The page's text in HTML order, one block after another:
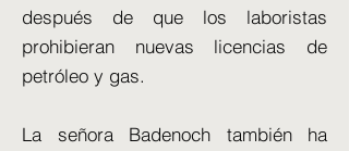
después de que los laboristas
prohibieran nuevas licencias de
petróleo y gas.
La señora Badenoch también ha